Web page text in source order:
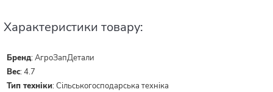
Характеристики товару:
Бренд:АгроЗапДетали
Вес:4.7
Тип техніки:Сільськогосподарська техніка